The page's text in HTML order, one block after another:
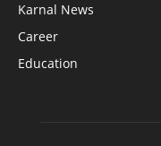
Karnal News
Career
Education